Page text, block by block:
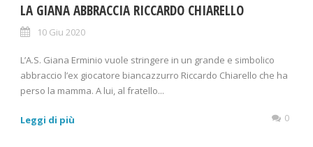
LA GIANA ABBRACCIA RICCARDO CHIARELLO
10 Giu 2020
L’A.S. Giana Erminio vuole stringere in un grande e simbolico
abbraccio l’ex giocatore biancazzurro Riccardo Chiarello che ha
perso la mamma. A lui, al fratello...
Leggi di più 0